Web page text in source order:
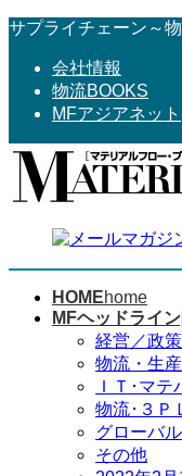
コ
へ
ス
ナ
ョ
ン
サプライチェーン～
会社情報
物流BOOKS
MFアジアネット
HOMEhome
MFヘッドライ
経営／政策
物流・生
ＩＴ･マテ
物流･３Ｐ
グローバル
その他